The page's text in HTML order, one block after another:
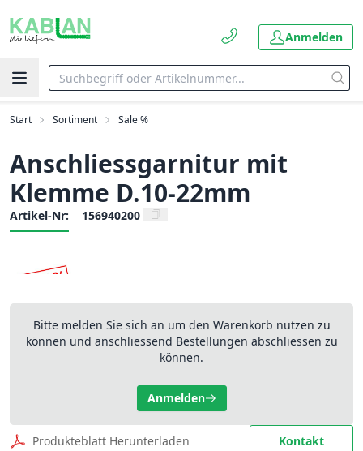
Anmelden
Start Sortiment Sale %
Anschliessgarnitur mit
Klemme D.10-22mm
Artikel-Nr: 156940200
Bitte melden Sie sich an um den Warenkorb nutzen zu
können und anschliessend Bestellungen abschliessen zu
können.
Anmelden
Produkteblatt Herunterladen Kontakt